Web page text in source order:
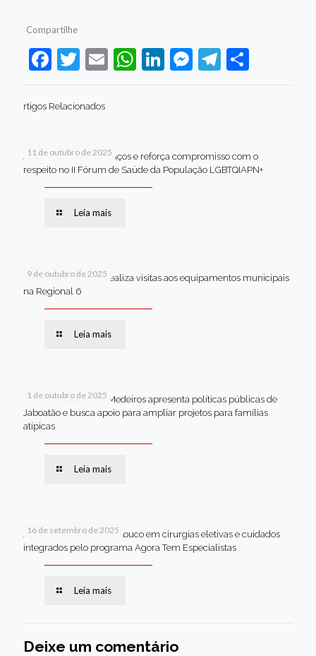
Compartilhe
Facebook
Twitter
EmailWhatsApp
LinkedIn
Messenger
Telegram
Share
rtigos Relacionados
11 de outubro de 2025
Jaboatão celebra avanços e reforça compromisso com o
respeito no II Fórum de Saúde da População LGBTQIAPN+
Leia mais
9 de outubro de 2025
Van dos secretários realiza visitas aos equipamentos municipais
na Regional 6
Leia mais
1 de outubro de 2025
Em Brasília, Andréa Medeiros apresenta políticas públicas de
Jaboatão e busca apoio para ampliar projetos para famílias
atípicas
Leia mais
16 de setembro de 2025
Jaboatão lidera Pernambuco em cirurgias eletivas e cuidados
integrados pelo programa Agora Tem Especialistas
Leia mais
Deixe um comentário